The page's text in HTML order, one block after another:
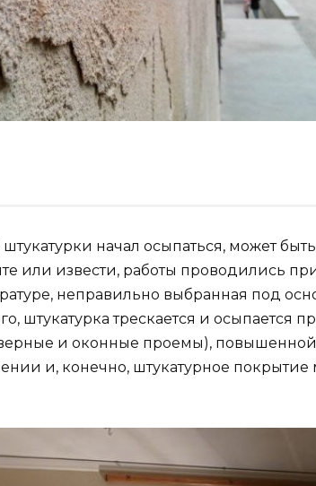
начал осыпаться, может
или извести, работы проводились
неправильно выбранная под
штукатурка трескается и осыпается
и оконные проемы),
и, конечно, штукатурное покрытие